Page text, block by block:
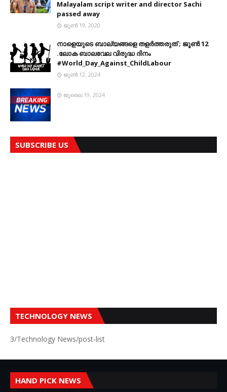
Malayalam script writer and director Sachi
passed away
ജൂൺ 19, 2020
നാളെയുടെ ബാല്യങ്ങളെ തളര്‍ത്തരുത് ; ജൂണ്‍ 12
.ലോക ബാലവേല വിരുദ്ധ ദിനം
#World_Day_Against_ChildLabour
ജൂൺ 12, 2024
ജൂലൈ 19, 2024
SUBSCRIBE US
TECHNOLOGY NEWS
3/Technology News/post-list
HAND PICK NEWS